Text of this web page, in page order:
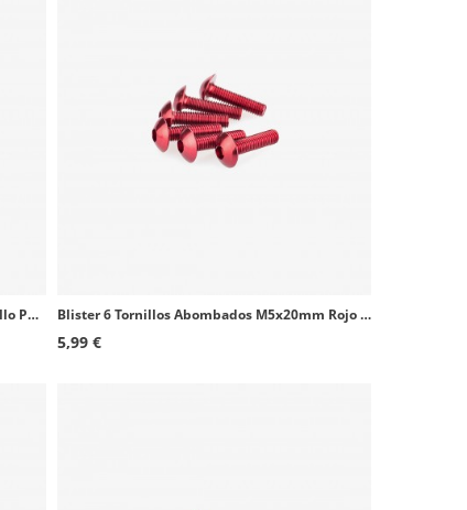
Blister 6 Tornillos Allen M8x45mm Amarillo Puig 0516G Blister 6 Tornillos Abombados M5x20mm Rojo Puig 0550R
5,99 €